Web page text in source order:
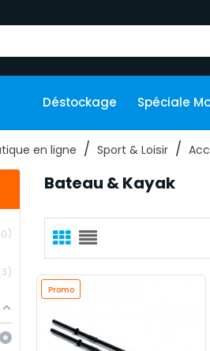
Déstockage Spéciale
en ligne Sport & Loisir
3
Bateau & Kayak
Promo